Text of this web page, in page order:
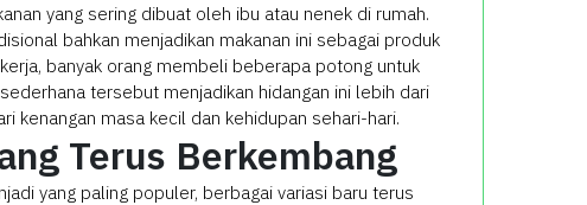
yang sering dibuat oleh ibu atau nenek di rumah.
bahkan menjadikan makanan ini sebagai produk
banyak orang membeli beberapa potong untuk
tersebut menjadikan hidangan ini lebih dari
kenangan masa kecil dan kehidupan sehari-hari.
Terus Berkembang
yang paling populer, berbagai variasi baru terus